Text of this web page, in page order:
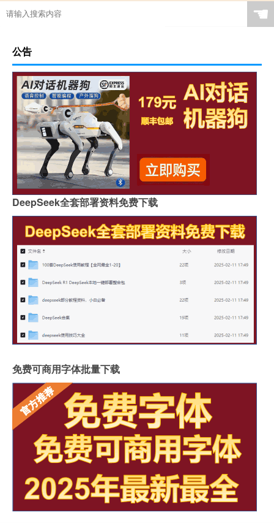
☚
公告
DeepSeek全套部署资料免费下载
免费可商用字体批量下载